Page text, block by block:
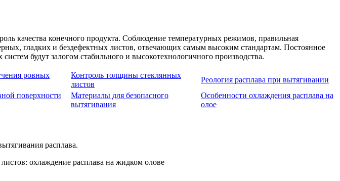
качества конечного продукта. Соблюдение температурных режимов, правильная
гладких и бездефектных листов, отвечающих самым высоким стандартам. Постоянное
будут залогом стабильного и высокотехнологичного производства.
ровных
Контроль толщины стеклянных
листов
Реология расплава при вытягивании
поверхности
Материалы для безопасного
вытягивания
Особенности охлаждения расплава на
олое
расплава.